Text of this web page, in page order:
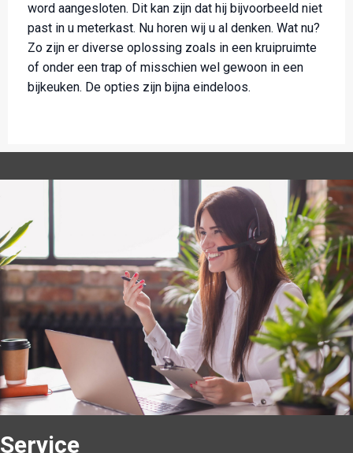
word aangesloten. Dit kan zijn dat hij bijvoorbeeld niet
past in u meterkast. Nu horen wij u al denken. Wat nu?
Zo zijn er diverse oplossing zoals in een kruipruimte
of onder een trap of misschien wel gewoon in een
bijkeuken. De opties zijn bijna eindeloos.
Service